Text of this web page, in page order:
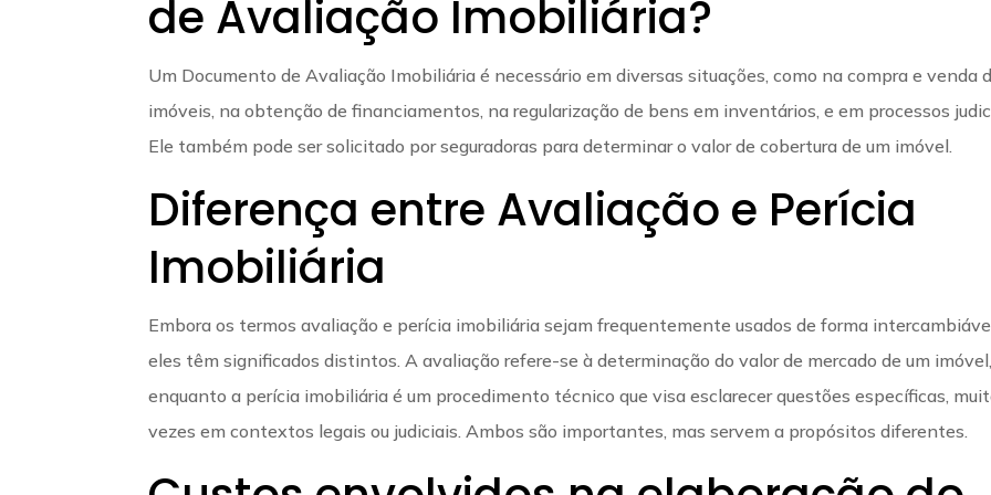
de Avaliação Imobiliária?
Um Documento de Avaliação Imobiliária é necessário em diversas situações, como na compra e venda
imóveis, na obtenção de financiamentos, na regularização de bens em inventários, e em processos
Ele também pode ser solicitado por seguradoras para determinar o valor de cobertura de um imóvel.
Diferença entre Avaliação e Perícia
Imobiliária
Embora os termos avaliação e perícia imobiliária sejam frequentemente usados de forma
eles têm significados distintos. A avaliação refere-se à determinação do valor de mercado de um imóvel,
enquanto a perícia imobiliária é um procedimento técnico que visa esclarecer questões específicas,
vezes em contextos legais ou judiciais. Ambos são importantes, mas servem a propósitos diferentes.